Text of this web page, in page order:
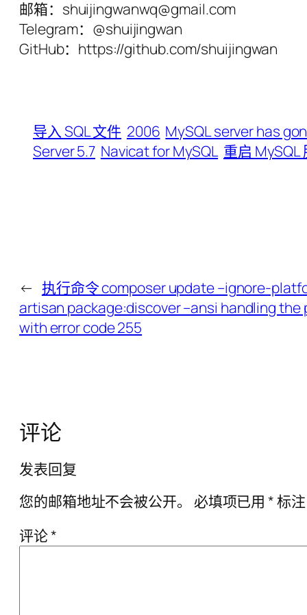
邮箱：shuijingwanwq@gmail.com
Telegram：@shuijingwan
GitHub：https://github.com/shuijingwan
导入 SQL 文件 2006 MySQL server has
Server 5.7 Navicat for MySQL 重启 MySQL
← 执行命令 composer update –ignore-
artisan package:discover –ansi handling
with error code 255
评论
发表回复
您的邮箱地址不会被公开。
必填项已用*标注
评论*